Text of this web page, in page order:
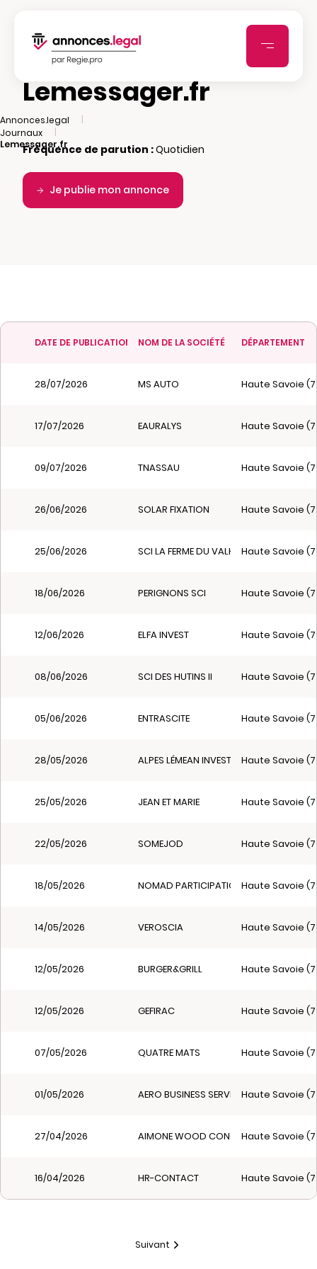
Annonces.legal
|
Journaux
|
Lemessager.fr
Lemessager.fr
Fréquence de parution :Quotidien
Je publie mon annonce
DATE DE PUBLICATION NOM DE LA SOCIÉTÉ DÉPARTEMENT
28/07/2026 MS AUTO Haute Savoie
17/07/2026 EAURALYS Haute Savoie
09/07/2026 TNASSAU Haute Savoie
26/06/2026 SOLAR FIXATION Haute Savoie
25/06/2026 SCI LA FERME DU VALHALLAHaute Savoie
18/06/2026 PERIGNONS SCI Haute Savoie
12/06/2026 ELFA INVEST Haute Savoie
08/06/2026 SCI DES HUTINS II Haute Savoie
05/06/2026 ENTRASCITE Haute Savoie
28/05/2026 ALPES LÉMEAN INVEST Haute Savoie
25/05/2026 JEAN ET MARIE Haute Savoie
22/05/2026 SOMEJOD Haute Savoie
18/05/2026 NOMAD PARTICIPATIONS &Haute Savoie
14/05/2026 VEROSCIA Haute Savoie
12/05/2026 BURGER&GRILL Haute Savoie
12/05/2026 GEFIRAC Haute Savoie
07/05/2026 QUATRE MATS Haute Savoie
01/05/2026 AERO BUSINESS SERVICESHaute Savoie
27/04/2026 AIMONE WOOD CONCEPTHaute Savoie
16/04/2026 HR-CONTACT Haute Savoie
Suivant